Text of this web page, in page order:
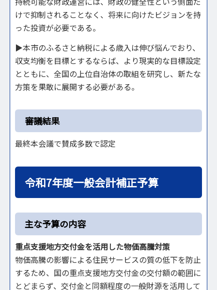
けで抑制されることなく、将来に向けたビジョンを持
った投資が必要である。
▶本市のふるさと納税による歳入は伸び悩んでおり、
収支均衡を目標とするならば、より現実的な目標設定
とともに、全国の上位自治体の取組を研究し、新たな
方策を果敢に展開する必要がある。
審議結果
最終本会議で賛成多数で認定
令和7年度一般会計補正予算
主な予算の内容
重点支援地方交付金を活用した物価高騰対策
物価高騰の影響による住民サービスの質の低下を防止
するため、国の重点支援地方交付金の交付額の範囲に
とどまらず、交付金と同額程度の一般財源を活用して